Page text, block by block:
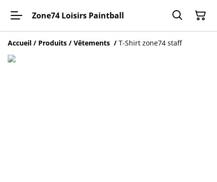
Zone74 Loisirs Paintball
Accueil / Produits / Vêtements / T-Shirt zone74 staff